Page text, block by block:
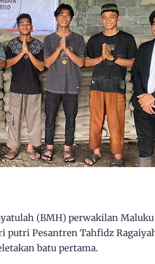
(BMH) perwakilan
putri Pesantren Tahfidz
batu pertama.